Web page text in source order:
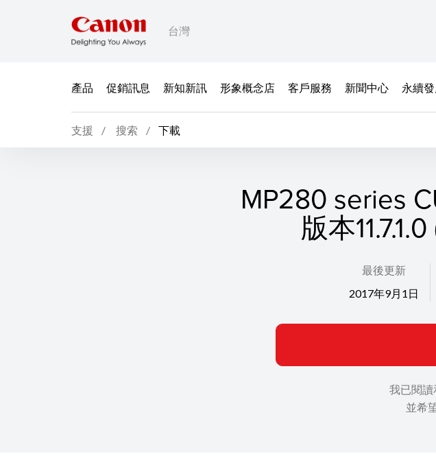
台灣
產品 促銷訊息 新知新訊 形象概念店 客戶服務 新聞中心 永續
支援 搜索 下載
MP280 series
版本
最後更新
2017年9月1日
我已閱讀
並希